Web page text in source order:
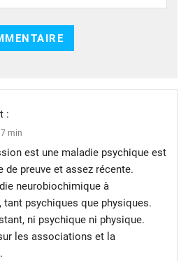
:
min
est une maladie psychique est
de preuve et assez récente.
neurobiochimique à
psychiques que physiques.
ni psychique ni physique.
les associations et la